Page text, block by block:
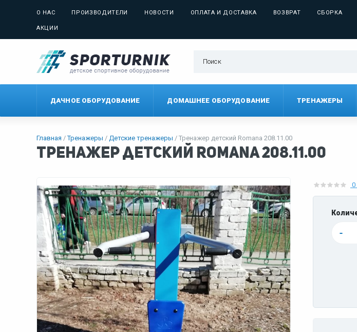
О НАС ПРОИЗВОДИТЕЛИ НОВОСТИ ОПЛАТА И ДОСТАВКА ВОЗВРАТ СБОРКА
АКЦИИ
ДАЧНОЕ ОБОРУДОВАНИЕ ДОМАШНЕЕ ОБОРУДОВАНИЕ ТРЕНАЖЕРЫ
Главная Тренажеры Детские тренажеры Тренажер детский Romana 208.11.00
Тренажер детский Romana 208.11.00
0
-